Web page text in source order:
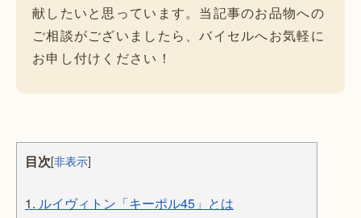
献したいと思っています。当記事のお品物への
ご相談がございましたら、バイセルへお気軽に
お申し付けください！
目次[非表示]
1. ルイヴィトン「キーポル45」とは